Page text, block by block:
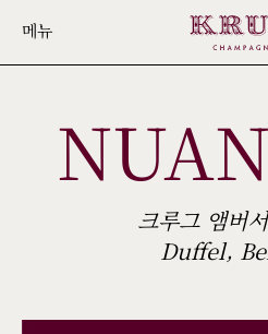
main
content
메뉴
크루그 앰버
Duffel,